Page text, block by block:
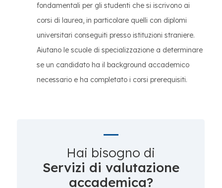
fondamentali per gli studenti che si iscrivono ai
corsi di laurea, in particolare quelli con diplomi
universitari conseguiti presso istituzioni straniere.
Aiutano le scuole di specializzazione a determinare
se un candidato ha il background accademico
necessario e ha completato i corsi prerequisiti.
Hai bisogno di
Servizi di valutazione
accademica?